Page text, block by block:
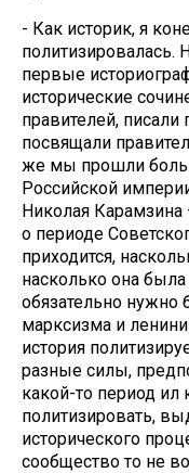
- Как историк, я
первые
исторические
правителей, писали
посвящали
же мы прошли
Российской
Николая Карамзина
о периоде
приходится,
насколько она
обязательно нужно
марксизма и
история
разные силы,
какой-то период ил
политизировать,
исторического
сообщество то не